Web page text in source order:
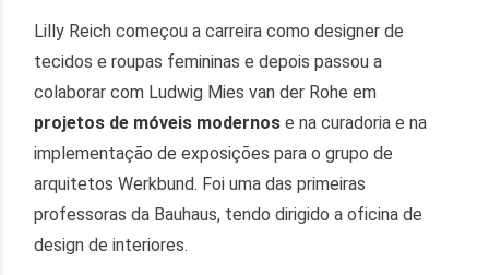
Lilly Reich começou a carreira como designer de
tecidos e roupas femininas e depois passou a
colaborar com Ludwig Mies van der Rohe em
projetos de móveis modernos e na curadoria e na
implementação de exposições para o grupo de
arquitetos Werkbund. Foi uma das primeiras
professoras da Bauhaus, tendo dirigido a oficina de
design de interiores.